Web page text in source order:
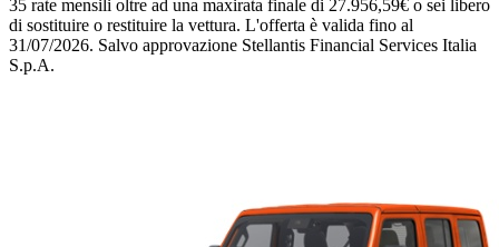
35 rate mensili oltre ad una maxirata finale di 27.956,59€ o sei libero
di sostituire o restituire la vettura. L'offerta è valida fino al
31/07/2026. Salvo approvazione Stellantis Financial Services Italia
S.p.A.